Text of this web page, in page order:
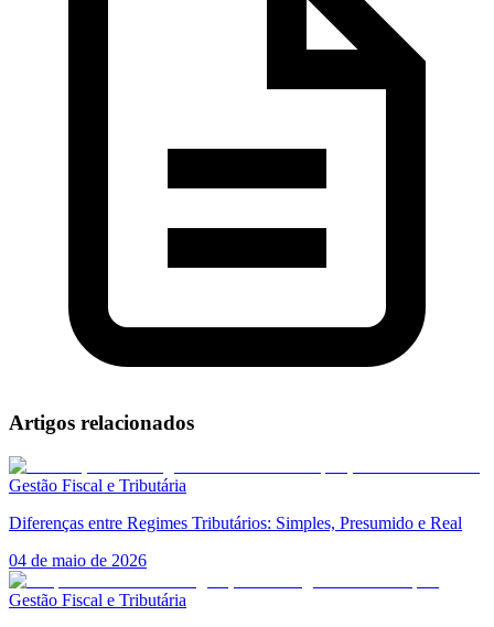
Artigos relacionados
Gestão Fiscal e Tributária
Diferenças entre Regimes Tributários: Simples, Presumido e Real
04 de maio de 2026
Gestão Fiscal e Tributária